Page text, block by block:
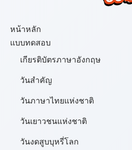
หน้าหลัก
แบบทดสอบ
เกียรติบัตรภาษาอังกฤษ
วันสำคัญ
วันภาษาไทยแห่งชาติ
วันเยาวชนแห่งชาติ
วันงดสูบบุหรี่โลก